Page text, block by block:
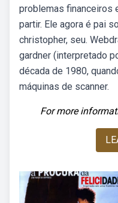
problemas financeiros
partir. Ele agora é pai
christopher, seu.
gardner (interpretado
década de 1980,
máquinas de scanner.
For more